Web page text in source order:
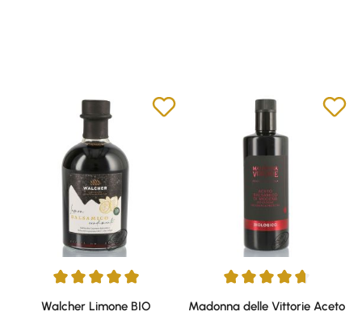
Durchschnittliche Bewertung von 5 von 5 Sternen
Walcher Limone BIO
Durchschnittliche Bewertung
Madonna delle Vittorie Aceto